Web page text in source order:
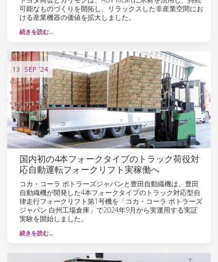
可能なものづくりを開拓し、リラックスした非産業空間にお
ける産業機器の価値を拡大しました。
続きを読む…
13 SEP '24
国内初の4本フォークタイプのトラック荷役対
応自動運転フォークリフト実稼働へ
コカ・コーラ ボトラーズジャパンと豊田自動織機は、豊田
自動織機が開発した4本フォークタイプのトラック対応型自
律走行フォークリフト第1号機を「コカ・コーラ ボトラーズ
ジャパン 白州工場倉庫」で2024年9月から実運用する実証
実験を開始しました。
続きを読む…